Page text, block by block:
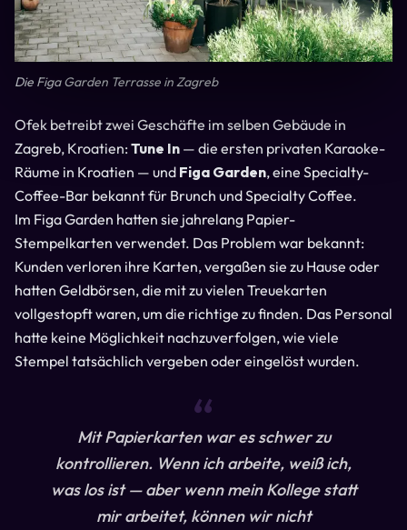
Die Figa Garden Terrasse in Zagreb
Ofek betreibt zwei Geschäfte im selben Gebäude in
Zagreb, Kroatien: Tune In — die ersten privaten Karaoke-
Räume in Kroatien — und Figa Garden, eine Specialty-
Coffee-Bar bekannt für Brunch und Specialty Coffee.
Im Figa Garden hatten sie jahrelang Papier-
Stempelkarten verwendet. Das Problem war bekannt:
Kunden verloren ihre Karten, vergaßen sie zu Hause oder
hatten Geldbörsen, die mit zu vielen Treuekarten
vollgestopft waren, um die richtige zu finden. Das Personal
hatte keine Möglichkeit nachzuverfolgen, wie viele
Stempel tatsächlich vergeben oder eingelöst wurden.
“
Mit Papierkarten war es schwer zu
kontrollieren. Wenn ich arbeite, weiß ich,
was los ist — aber wenn mein Kollege statt
mir arbeitet, können wir nicht